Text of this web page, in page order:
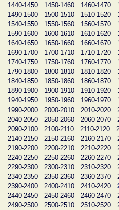
1440-1450
1450-1460 1460-1470
1490-1500
1500-1510 1510-1520
1540-1550
1550-1560 1560-1570
1590-1600
1600-1610 1610-1620
1640-1650
1650-1660 1660-1670
1690-1700
1700-1710 1710-1720
1740-1750
1750-1760 1760-1770
1790-1800
1800-1810 1810-1820
1840-1850
1850-1860 1860-1870
1890-1900
1900-1910 1910-1920
1940-1950
1950-1960 1960-1970
1990-2000
2000-2010 2010-2020
2040-2050
2050-2060 2060-2070
2090-2100
2100-2110 2110-2120
2140-2150
2150-2160 2160-2170
2190-2200
2200-2210 2210-2220
2240-2250
2250-2260 2260-2270
2290-2300
2300-2310 2310-2320
2340-2350
2350-2360 2360-2370
2390-2400
2400-2410 2410-2420
2440-2450
2450-2460 2460-2470
2490-2500
2500-2510 2510-2520